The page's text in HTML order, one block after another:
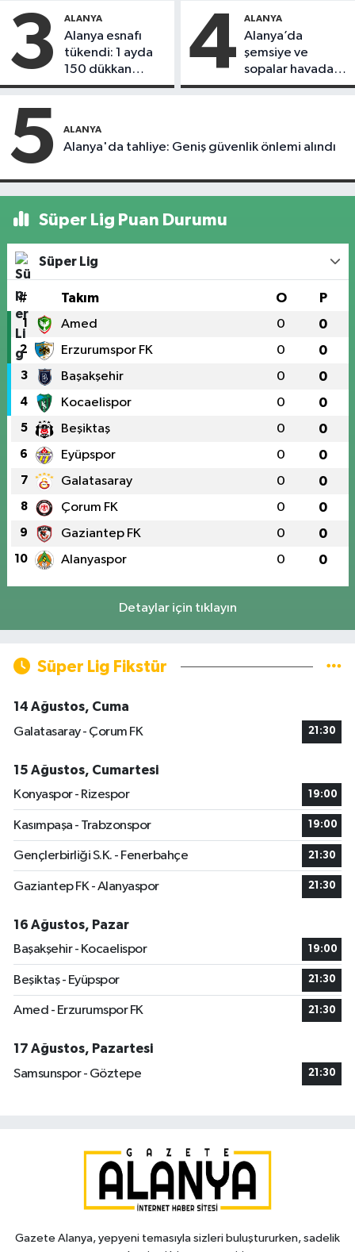
3 ALANYA
Alanya esnafı
tükendi: 1 ayda
150 dükkan
kapandı
4 ALANYA
Alanya’da
şemsiye ve
sopalar havada
uçuştu
5 ALANYA
Alanya'da tahliye: Geniş güvenlik önlemi alındı
Süper Lig Puan Durumu
Süper Lig
# Takım O P
1 Amed 0 0
2 Erzurumspor FK 0 0
3 Başakşehir 0 0
4 Kocaelispor 0 0
5 Beşiktaş 0 0
6 Eyüpspor 0 0
7 Galatasaray 0 0
8 Çorum FK 0 0
9 Gaziantep FK 0 0
10 Alanyaspor 0 0
Detaylar için tıklayın
Süper Lig Fikstür
14 Ağustos, Cuma
Galatasaray - Çorum FK
21:30
15 Ağustos, Cumartesi
Konyaspor - Rizespor
19:00
Kasımpaşa - Trabzonspor 19:00
Gençlerbirliği S.K. - Fenerbahçe 21:30
Gaziantep FK - Alanyaspor 21:30
16 Ağustos, Pazar
Başakşehir - Kocaelispor
19:00
Beşiktaş - Eyüpspor 21:30
Amed - Erzurumspor FK 21:30
17 Ağustos, Pazartesi
Samsunspor - Göztepe
21:30
Gazete Alanya, yepyeni temasıyla sizleri buluştururken, sadelik